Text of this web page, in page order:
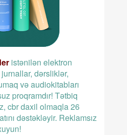
istənilən elektron
dərsliklər,
və audiokitabları
proqramdır! Tətbiq
cbr daxil olmaqla 26
dəstəkləyir. Reklamsız